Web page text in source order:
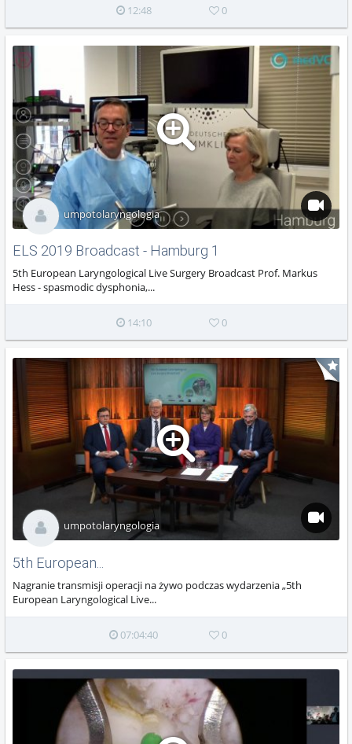
12:48 0
ELS 2019 Broadcast - Hamburg 1
5th European Laryngological Live Surgery Broadcast Prof. Markus
Hess - spasmodic dysphonia,...
umpotolaryngologia
14:10 0
5th European...
Nagranie transmisji operacji na żywo podczas wydarzenia „5th
European Laryngological Live...
umpotolaryngologia
07:04:40 0